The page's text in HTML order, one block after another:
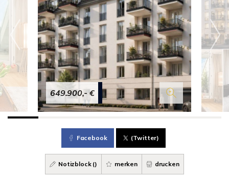
649.900,- €
Facebook (Twitter)
Notizblock () merken drucken